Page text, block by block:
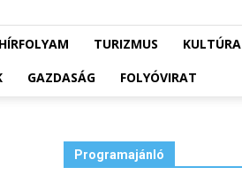
HÍRFOLYAM TURIZMUS KULTÚRA
GAZDASÁG FOLYÓVIRAT
Programajánló